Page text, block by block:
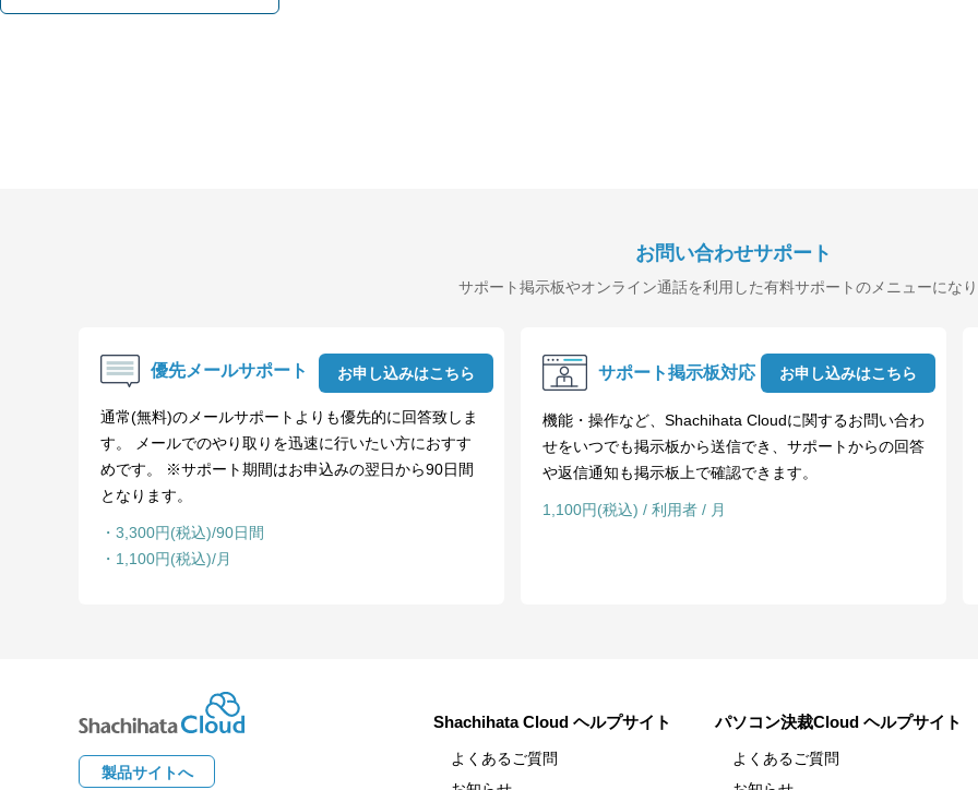
お問い合わせサポート
サポート掲示板やオンライン通話を利用した有料サポートのメニューにな
優先メールサポート
通常(無料)のメールサポートよりも優先的に回答致しま
す。 メールでのやり取りを迅速に行いたい方におすす
めです。 ※サポート期間はお申込みの翌日から90日間
となります。
・3,300円(税込)/90日間
・1,100円(税込)/月
お申し込みはこちら サポート掲示板対応
機能・操作など、Shachihata Cloudに関するお問い合わ
せをいつでも掲示板から送信でき、サポートからの回答
や返信通知も掲示板上で確認できます。
1,100円(税込) / 利用者 / 月
お申し込みはこちら
製品サイトへ
Shachihata Cloud ヘルプサイト
よくあるご質問
パソコン決裁Cloud ヘルプサイト
よくあるご質問